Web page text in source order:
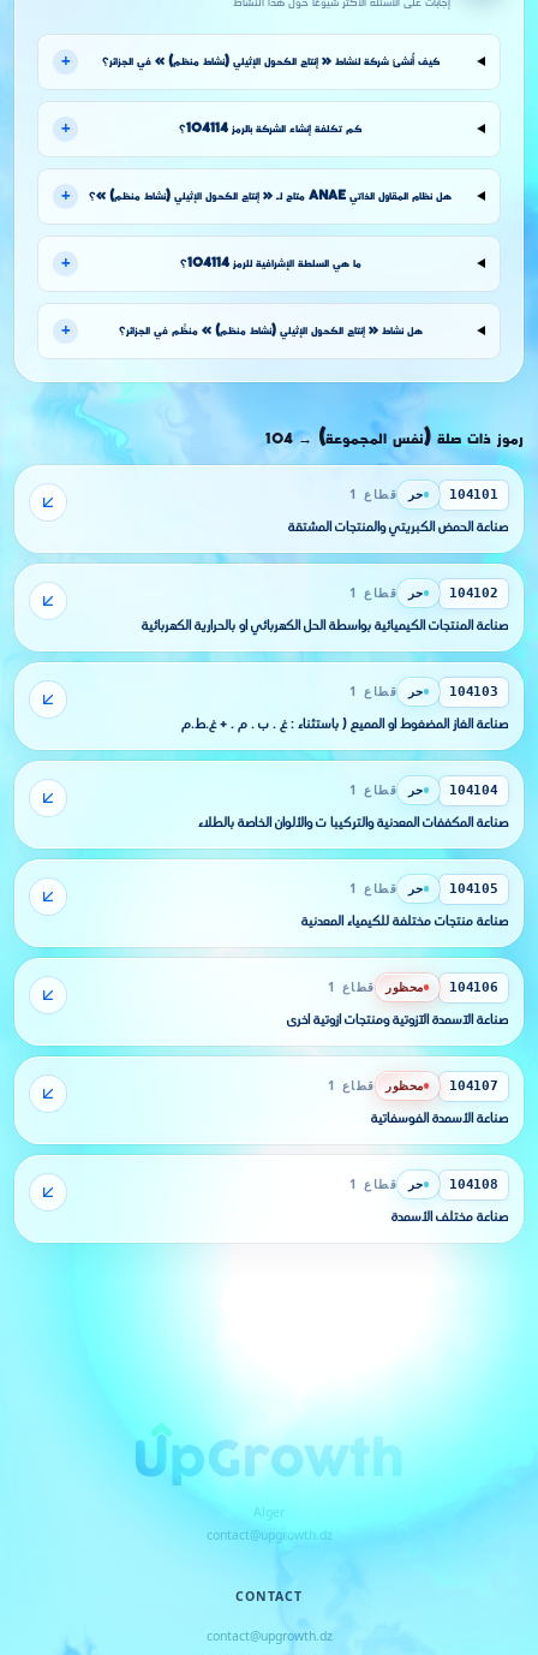
إجابات على الأسئلة الأكثر شيوعًا حول هذا النشاط
كيف أُنشئ شركة لنشاط « إنتاج الكحول الإثيلي (نشاط منظم) » في الجزائر؟ +
كم تكلفة إنشاء الشركة بالرمز 104114؟ +
هل نظام المقاول الذاتي ANAE متاح لـ « إنتاج الكحول الإثيلي (نشاط منظم) »؟ +
ما هي السلطة الإشرافية للرمز 104114؟ +
هل نشاط « إنتاج الكحول الإثيلي (نشاط منظم) » منظَّم في الجزائر؟ +
رموز ذات صلة (نفس المجموعة) →
104
104101 حر قطاع 1
صناعة الحمض الكبريتي والمنتجات المشتقة
104102 حر قطاع 1
صناعة المنتجات الكيميائية بواسطة الحل الكهربائي أو بالحرارية الكهربائية
104103 حر قطاع 1
صناعة الغاز المضغوط أو المميع ( باستثناء : غ . ب . م . + غ.ط.م
104104 حر قطاع 1
صناعة المكففات المعدنية والتركيبا ت والألوان الخاصة بالطلاء
104105 حر قطاع 1
صناعة منتجات مختلفة للكيمياء المعدنية
104106 محظور قطاع 1
صناعة الآسمدة الآزوتية ومنتجات آزوتية أخرى
104107 محظور قطاع 1
صناعة الأسمدة الفوسفاتية
104108 حر قطاع 1
صناعة مختلف الأسمدة
Alger
contact@upgrowth.dz
CONTACT
contact@upgrowth.dz